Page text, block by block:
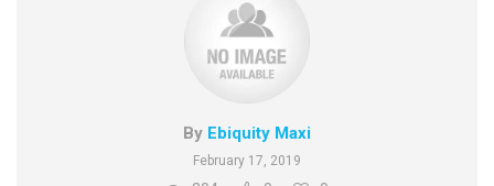
By Ebiquity Maxi
February 17, 2019